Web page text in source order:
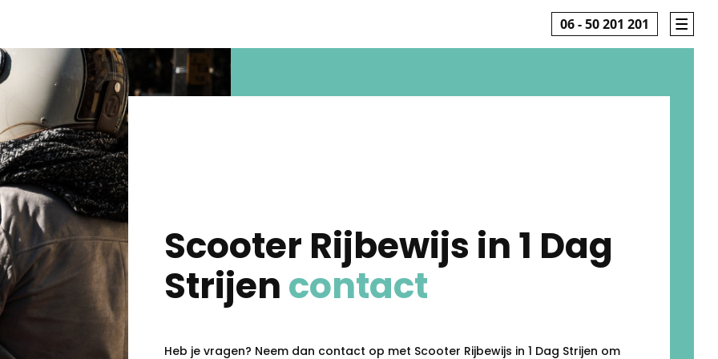
06 - 50 201 201
Scooter Rijbewijs in 1 Dag
Strijencontact
Heb je vragen? Neem dan contact op met Scooter Rijbewijs in 1 Dag Strijen om